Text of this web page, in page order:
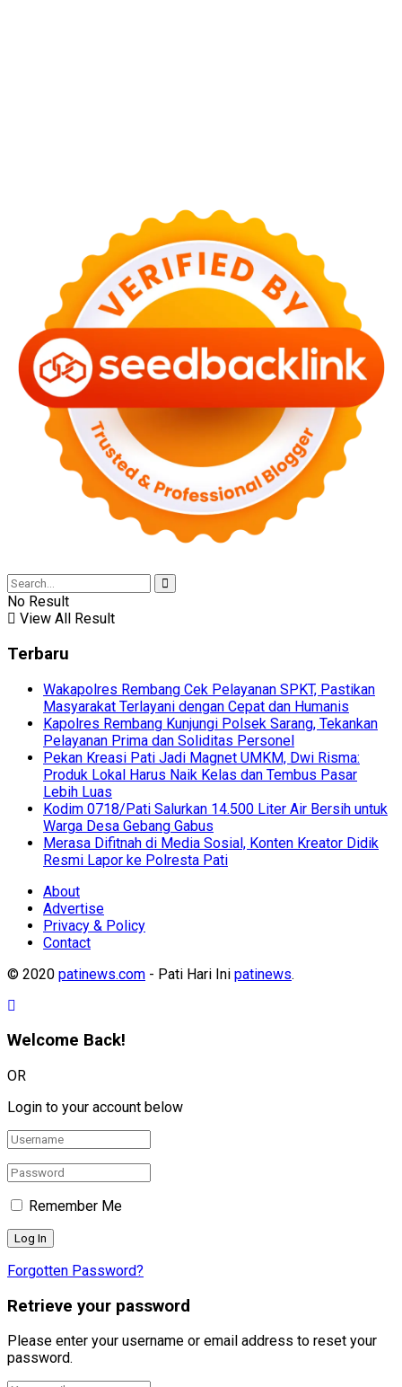
No Result
View All Result
Terbaru
Wakapolres Rembang Cek Pelayanan SPKT, Pastikan
Masyarakat Terlayani dengan Cepat dan Humanis
Kapolres Rembang Kunjungi Polsek Sarang, Tekankan
Pelayanan Prima dan Soliditas Personel
Pekan Kreasi Pati Jadi Magnet UMKM, Dwi Risma:
Produk Lokal Harus Naik Kelas dan Tembus Pasar
Lebih Luas
Kodim 0718/Pati Salurkan 14.500 Liter Air Bersih untuk
Warga Desa Gebang Gabus
Merasa Difitnah di Media Sosial, Konten Kreator Didik
Resmi Lapor ke Polresta Pati
About
Advertise
Privacy & Policy
Contact
© 2020 patinews.com - Pati Hari Ini patinews.
Welcome Back!
OR
Login to your account below
Remember Me
Forgotten Password?
Retrieve your password
Please enter your username or email address to reset your
password.